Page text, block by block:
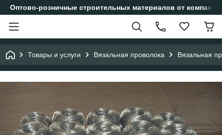
Оптово-розничные строительных материалов от
Товары и услуги Вязальная проволока Вязальная